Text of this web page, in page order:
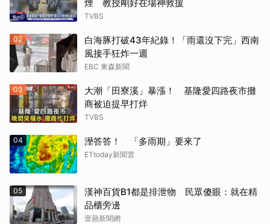
煙 教授剛好在場神救援
TVBS
02
白海豚打破43年紀錄！「雨還沒下完」西南
風接手狂炸一週
EBC 東森新聞
03
大潮「田寮溪」暴漲！ 基隆愛四路夜市攤
商被迫提早打烊
TVBS
04 溼答答！ 「多雨期」要來了
ETtoday新聞雲
05
漢神百貨B1都是排泄物 民眾傻眼：就在精
品櫃旁邊
壹蘋新聞網